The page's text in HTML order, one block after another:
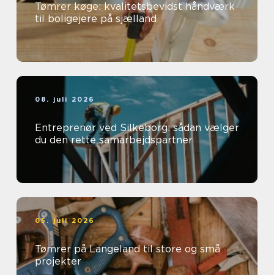
Tømrer køge: kvalitetsbevidst håndværk
til boligejere på sjælland
08. juli 2026
Entreprenør ved Silkeborg: sådan vælger
du den rette samarbejdspartner
05. juli 2026
Tømrer på Langeland til store og små
projekter